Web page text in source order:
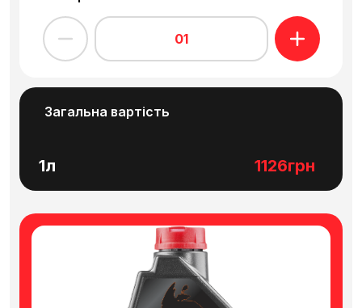
регламентуються моторні оливи класом
в'язкості SAE 10W-50.
Інше використання: вуличні мотоцикли
скутери, ATV, UTV...
01
Загальна вартість
1л 1126грн